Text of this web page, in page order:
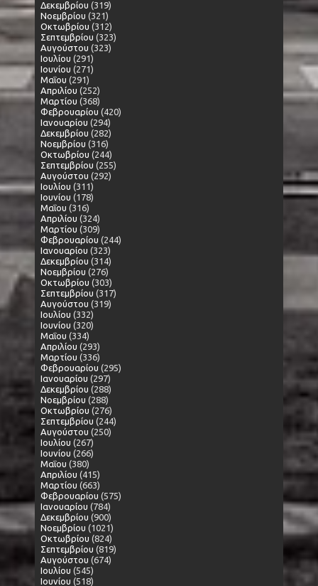
Δεκεμβρίου (319)
Νοεμβρίου (321)
Οκτωβρίου (312)
Σεπτεμβρίου (323)
Αυγούστου (323)
Ιουλίου (291)
Ιουνίου (271)
Μαΐου (291)
Απριλίου (252)
Μαρτίου (368)
Φεβρουαρίου (420)
Ιανουαρίου (294)
Δεκεμβρίου (282)
Νοεμβρίου (316)
Οκτωβρίου (244)
Σεπτεμβρίου (255)
Αυγούστου (292)
Ιουλίου (311)
Ιουνίου (178)
Μαΐου (316)
Απριλίου (324)
Μαρτίου (309)
Φεβρουαρίου (244)
Ιανουαρίου (323)
Δεκεμβρίου (314)
Νοεμβρίου (276)
Οκτωβρίου (303)
Σεπτεμβρίου (317)
Αυγούστου (319)
Ιουλίου (332)
Ιουνίου (320)
Μαΐου (334)
Απριλίου (293)
Μαρτίου (336)
Φεβρουαρίου (295)
Ιανουαρίου (297)
Δεκεμβρίου (288)
Νοεμβρίου (288)
Οκτωβρίου (276)
Σεπτεμβρίου (244)
Αυγούστου (250)
Ιουλίου (267)
Ιουνίου (266)
Μαΐου (380)
Απριλίου (415)
Μαρτίου (663)
Φεβρουαρίου (575)
Ιανουαρίου (784)
Δεκεμβρίου (900)
Νοεμβρίου (1021)
Οκτωβρίου (824)
Σεπτεμβρίου (819)
Αυγούστου (674)
Ιουλίου (545)
Ιουνίου (518)